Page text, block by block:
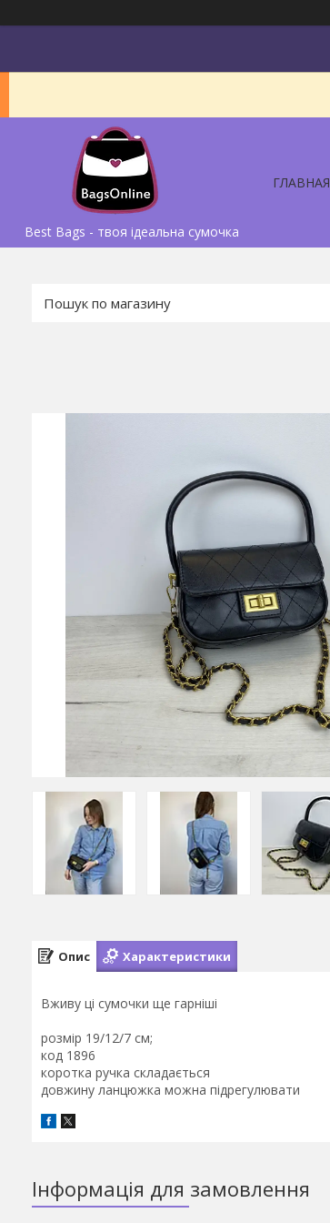
Best Bags - твоя ідеальна сумочка
ГЛАВНАЯ
Опис Характеристики
Вживу ці сумочки ще гарніші
розмір 19/12/7 см;
код 1896
коротка ручка складається
довжину ланцюжка можна підрегулювати
Інформація для замовлення